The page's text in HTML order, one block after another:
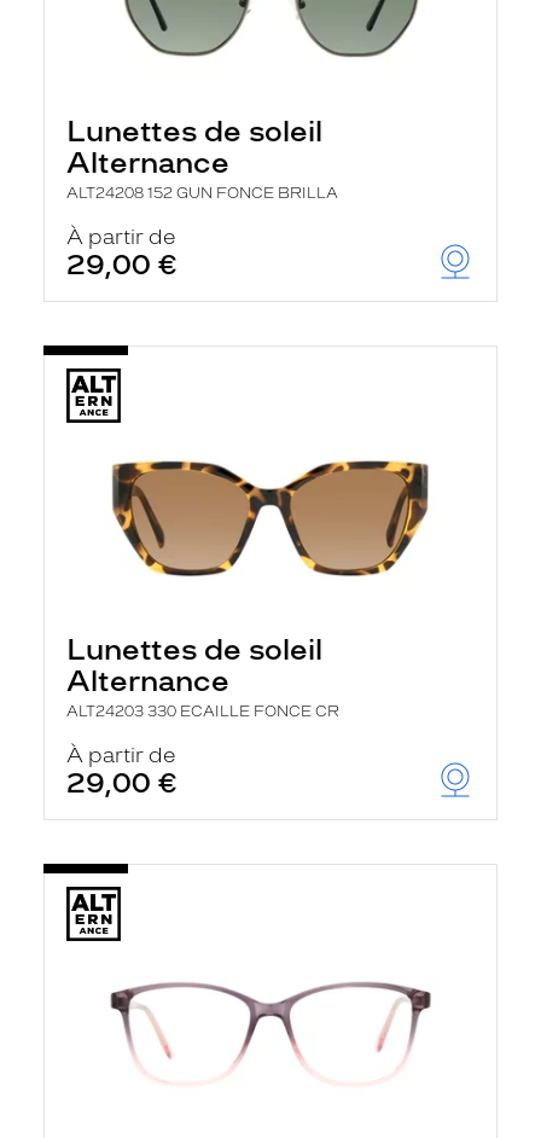
Lunettes de soleil
Alternance
ALT24208 152 GUN FONCE BRILLA
À partir de
29,00 €
Lunettes de soleil
Alternance
ALT24203 330 ECAILLE FONCE CR
À partir de
29,00 €